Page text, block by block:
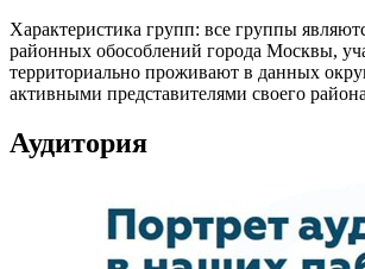
Характеристика групп: все группы
районных обособлений города Москвы,
территориально проживают в данных
активными представителями своего
Аудитория